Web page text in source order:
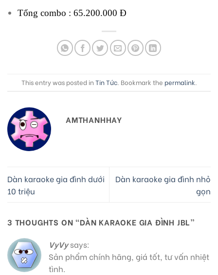
Tổng combo : 65.200.000 Đ
This entry was posted in Tin Tức. Bookmark the permalink.
AMTHANHHAY
Dàn karaoke gia đình dưới
10 triệu
Dàn karaoke gia đình nhỏ
gọn
3 THOUGHTS ON “DÀN KARAOKE GIA ĐÌNH JBL”
VyVy says:
Sản phẩm chính hãng, giá tốt, tư vấn nhiệt
tình.